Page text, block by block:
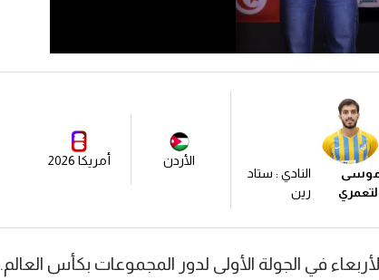
النادي : ستاد
رين
الأردن أمريكا 2026
في الجولة الأولى لدور المجموعات بكأس العالم.